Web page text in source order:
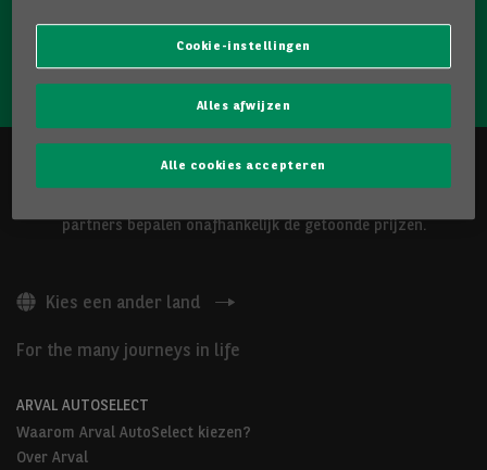
NEEM CONTACT OP MET ONS!
partners bepalen onafhankelijk de getoonde prijzen.
Kies een ander land
For the many journeys in life
ARVAL AUTOSELECT
Waarom Arval AutoSelect kiezen?
Over Arval
Cookie-instellingen
Alles afwijzen
Alle cookies accepteren